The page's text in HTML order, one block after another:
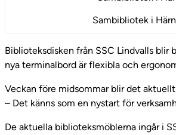
Sambibliotek i
Biblioteksdisken från SSC Lindvalls blir
nya terminalbord är flexibla och
Veckan före midsommar blir det
– Det känns som en nystart för
De aktuella biblioteksmöblerna ingår i